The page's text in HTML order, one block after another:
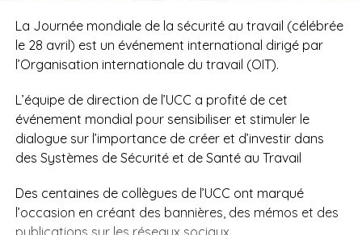
La Journée mondiale de la sécurité au travail (célébrée
le 28 avril) est un événement international dirigé par
l’Organisation internationale du travail (OIT).
L’équipe de direction de l’UCC a profité de cet
événement mondial pour sensibiliser et stimuler le
dialogue sur l’importance de créer et d’investir dans
des Systèmes de Sécurité et de Santé au Travail
Des centaines de collègues de l’UCC ont marqué
l’occasion en créant des bannières, des mémos et des
publications sur les réseaux sociaux.